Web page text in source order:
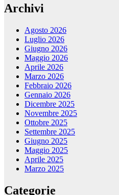
Archivi
Agosto 2026
Luglio 2026
Giugno 2026
Maggio 2026
Aprile 2026
Marzo 2026
Febbraio 2026
Gennaio 2026
Dicembre 2025
Novembre 2025
Ottobre 2025
Settembre 2025
Giugno 2025
Maggio 2025
Aprile 2025
Marzo 2025
Categorie